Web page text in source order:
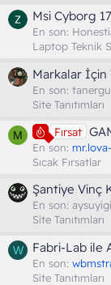
Msi Cyborg
En son:
Laptop Teknik
Markalar İçin
En son:
Site Tanıtımları
M Fırsat
En son:
Sıcak Fırsatlar
Şantiye Vinç
En son:
Site Tanıtımları
W Fabri-Lab ile
En son:
Site Tanıtımları